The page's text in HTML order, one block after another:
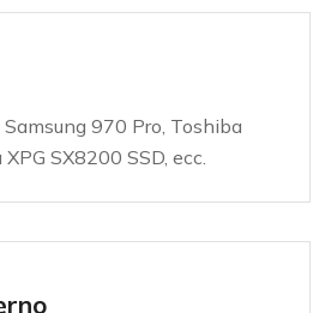
970 Pro, Toshiba
SX8200 SSD, ecc.